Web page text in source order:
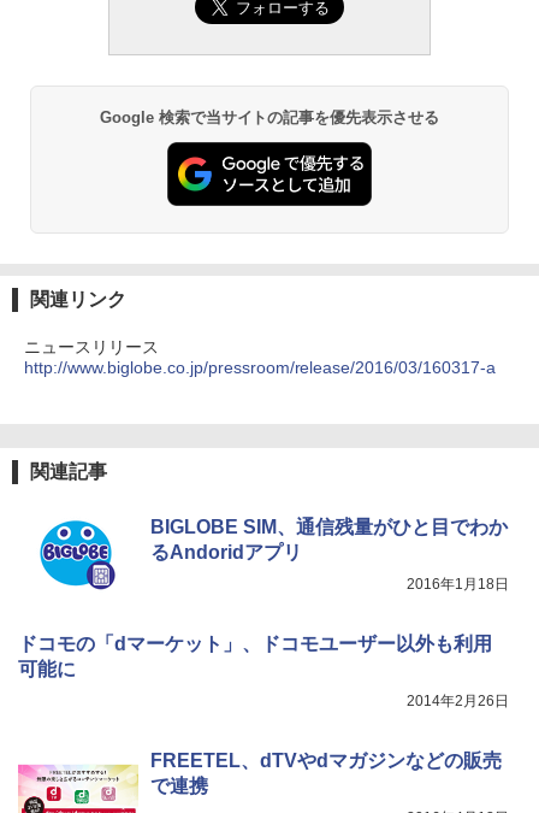
Google 検索で当サイトの記事を優先表示させる
関連リンク
ニュースリリース
http://www.biglobe.co.jp/pressroom/release/2016/03/160317-a
関連記事
BIGLOBE SIM、通信残量がひと目でわか
るAndoridアプリ
2016年1月18日
ドコモの「dマーケット」、ドコモユーザー以外も利用
可能に
2014年2月26日
FREETEL、dTVやdマガジンなどの販売
で連携